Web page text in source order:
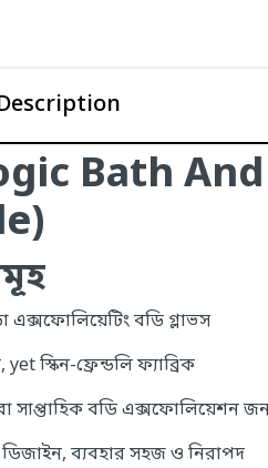
Bath
বডি গ্লাভস
yet স্কিন-ফ্রেন্ডলি ফ্যাব্রিক
সাপ্তাহিক বডি এক্সফোলিয়েশন
ডিজাইন, ব্যবহার সহজ ও নিরাপদ